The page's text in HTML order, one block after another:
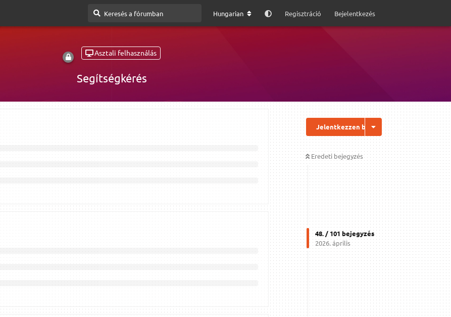
Hungarian Regisztráció Bejelentkezés
Asztali felhasználás
Segítségkérés
Jelentkezzen be a válaszhoz
Eredeti bejegyzés
48. / 101 bejegyzés
2026. április